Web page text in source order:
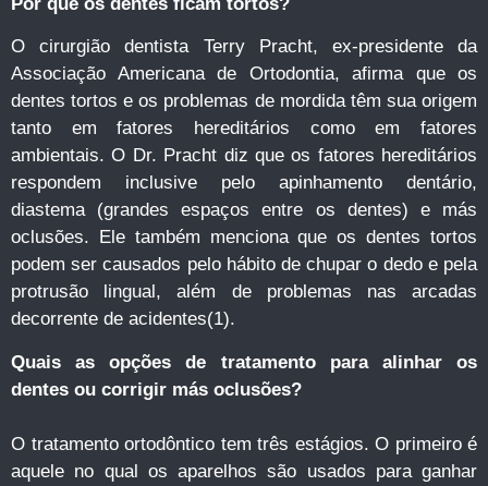
O cirurgião dentista Terry Pracht, ex-presidente da
Associação Americana de Ortodontia, afirma que os
dentes tortos e os problemas de mordida têm sua origem
tanto em fatores hereditários como em fatores
ambientais. O Dr. Pracht diz que os fatores hereditários
respondem inclusive pelo apinhamento dentário,
diastema (grandes espaços entre os dentes) e más
oclusões. Ele também menciona que os dentes tortos
podem ser causados pelo hábito de chupar o dedo e pela
protrusão lingual, além de problemas nas arcadas
decorrente de acidentes(1).
Quais as opções de tratamento para alinhar os
dentes ou corrigir más oclusões?
O tratamento ortodôntico tem três estágios. O primeiro é
aquele no qual os aparelhos são usados para ganhar